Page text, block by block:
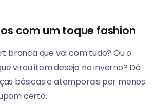
com um toque fashion
branca que vai com tudo? Ou o
virou item desejo no inverno? Dá
básicas e atemporais por menos
certo.